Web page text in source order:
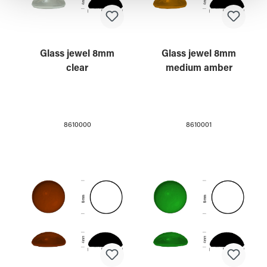
gesammelt haben.
Glass jewel 8mm
clear
8610000
Glass jewel 8mm
medium amber
8610001